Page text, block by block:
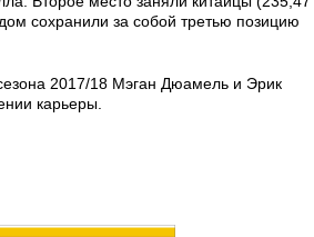
сохранили за собой третью позицию
2017/18 Мэган Дюамель и Эрик
карьеры.